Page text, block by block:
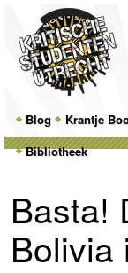
MainSkip
to
content
Skip
to
content
Blog Krantje
Bibliotheek
Basta!
Bolivia